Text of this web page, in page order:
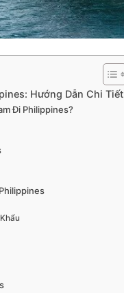
Hướng Dẫn Chi Tiết
Đi Philippines?